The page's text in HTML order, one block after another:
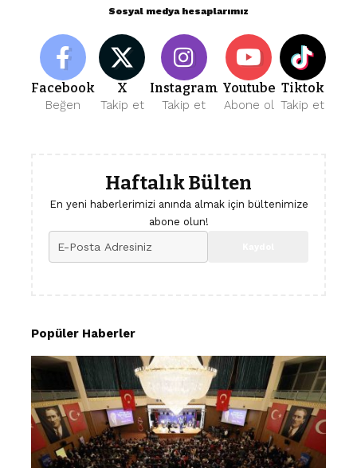
Sosyal medya hesaplarımız
Facebook
Beğen
X
Takip et
Instagram
Takip et
Youtube
Abone ol
Tiktok
Takip et
Haftalık Bülten
En yeni haberlerimizi anında almak için bültenimize
abone olun!
Popüler Haberler